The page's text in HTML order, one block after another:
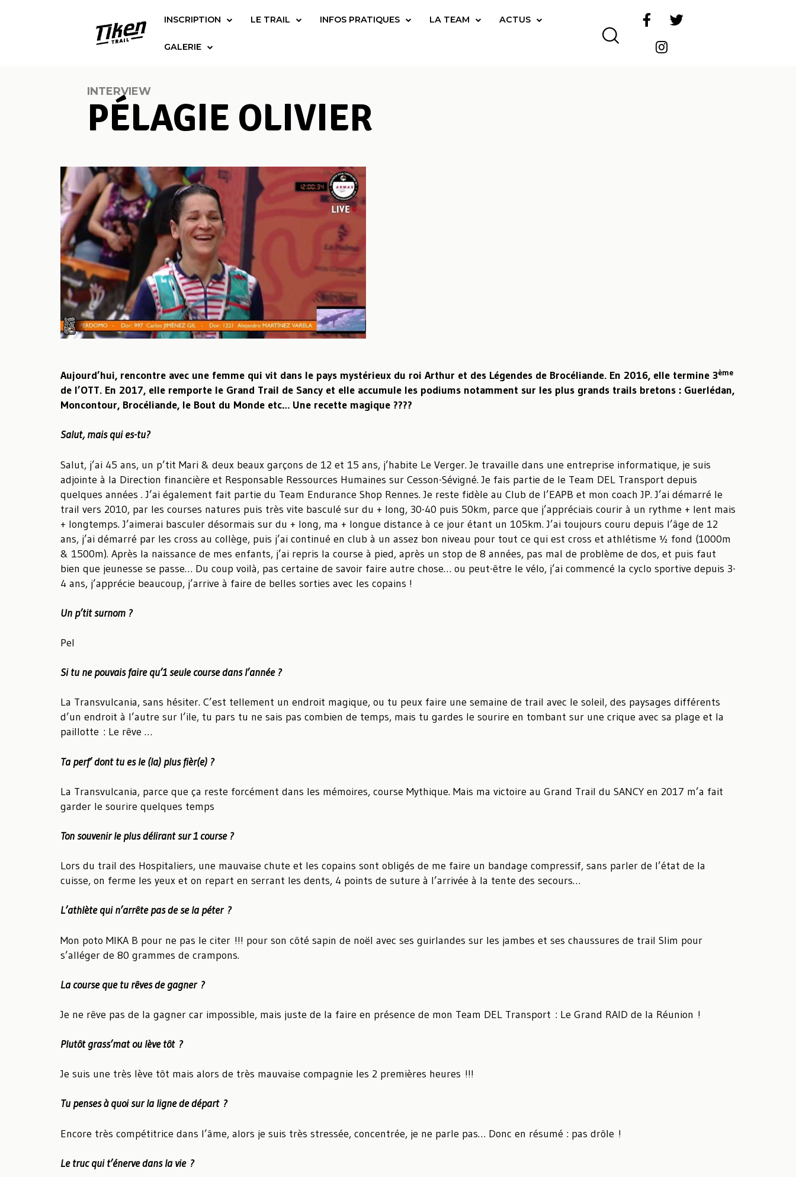
INSCRIPTION LE TRAIL INFOS PRATIQUES LA TEAM ACTUS
GALERIE
INTERVIEW
PÉLAGIE OLIVIER
Aujourd’hui, rencontre avec une femme qui vit dans le pays mystérieux du roi Arthur et des Légendes de Brocéliande. En 2016, elle termine 3ème
de l’OTT. En 2017, elle remporte le Grand Trail de Sancy et elle accumule les podiums notamment sur les plus grands trails bretons : Guerlédan,
Moncontour, Brocéliande, le Bout du Monde etc… Une recette magique ????
Salut, mais qui es-tu?
Salut, j’ai 45 ans, un p’tit Mari & deux beaux garçons de 12 et 15 ans, j’habite Le Verger. Je travaille dans une entreprise informatique, je suis
adjointe à la Direction financière et Responsable Ressources Humaines sur Cesson-Sévigné. Je fais partie de le Team DEL Transport depuis
quelques années . J’ai également fait partie du Team Endurance Shop Rennes. Je reste fidèle au Club de l’EAPB et mon coach JP. J’ai démarré le
trail vers 2010, par les courses natures puis très vite basculé sur du + long, 30-40 puis 50km, parce que j’appréciais courir à un rythme + lent mais
+ longtemps. J’aimerai basculer désormais sur du + long, ma + longue distance à ce jour étant un 105km. J’ai toujours couru depuis l’âge de 12
ans, j’ai démarré par les cross au collège, puis j’ai continué en club à un assez bon niveau pour tout ce qui est cross et athlétisme ½ fond (1000m
& 1500m). Après la naissance de mes enfants, j’ai repris la course à pied, après un stop de 8 années, pas mal de problème de dos, et puis faut
bien que jeunesse se passe… Du coup voilà, pas certaine de savoir faire autre chose… ou peut-être le vélo, j’ai commencé la cyclo sportive depuis 3-
4 ans, j’apprécie beaucoup, j’arrive à faire de belles sorties avec les copains !
Un p’tit surnom ?
Pel
Si tu ne pouvais faire qu’1 seule course dans l’année ?
La Transvulcania, sans hésiter. C’est tellement un endroit magique, ou tu peux faire une semaine de trail avec le soleil, des paysages différents
d’un endroit à l’autre sur l’ile, tu pars tu ne sais pas combien de temps, mais tu gardes le sourire en tombant sur une crique avec sa plage et la
paillotte : Le rêve …
Ta perf’ dont tu es le (la) plus fièr(e) ?
La Transvulcania, parce que ça reste forcément dans les mémoires, course Mythique. Mais ma victoire au Grand Trail du SANCY en 2017 m’a fait
garder le sourire quelques temps
Ton souvenir le plus délirant sur 1 course ?
Lors du trail des Hospitaliers, une mauvaise chute et les copains sont obligés de me faire un bandage compressif, sans parler de l’état de la
cuisse, on ferme les yeux et on repart en serrant les dents, 4 points de suture à l’arrivée à la tente des secours…
L’athlète qui n’arrête pas de se la péter ?
Mon poto MIKA B pour ne pas le citer !!! pour son côté sapin de noël avec ses guirlandes sur les jambes et ses chaussures de trail Slim pour
s’alléger de 80 grammes de crampons.
La course que tu rêves de gagner ?
Je ne rêve pas de la gagner car impossible, mais juste de la faire en présence de mon Team DEL Transport : Le Grand RAID de la Réunion !
Plutôt grass’mat ou lève tôt ?
Je suis une très lève tôt mais alors de très mauvaise compagnie les 2 premières heures !!!
Tu penses à quoi sur la ligne de départ ?
Encore très compétitrice dans l’âme, alors je suis très stressée, concentrée, je ne parle pas… Donc en résumé : pas drôle !
Le truc qui t’énerve dans la vie ?